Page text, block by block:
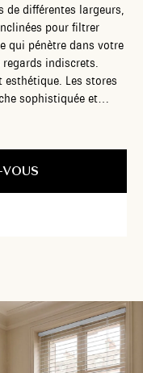
de différentes largeurs,
pour filtrer
qui pénètre dans votre
indiscrets.
Les stores
sophistiquée et
une solution
en différentes
parfaitement
et confortable dans